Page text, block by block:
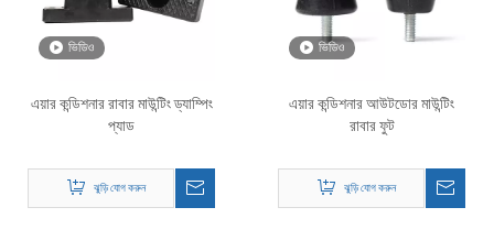
ভিডিও
এয়ার কন্ডিশনার রাবার মাউন্টিং ড্যাম্পিং
প্যাড
ঝুড়ি যোগ করুন
ভিডিও
এয়ার কন্ডিশনার আউটডোর মাউন্টিং
রাবার ফুট
ঝুড়ি যোগ করুন